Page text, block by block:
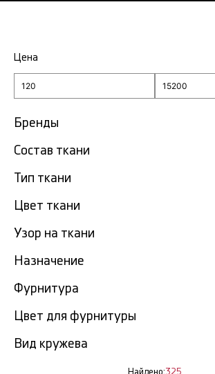
ГлавнаяЧёрная ткань
Чёрная ткань в
Цена
Бренды
Состав ткани
Тип ткани
Цвет ткани
Узор на ткани
Назначение
Фурнитура
Цвет для фурнитуры
Вид кружева
Найдено:325